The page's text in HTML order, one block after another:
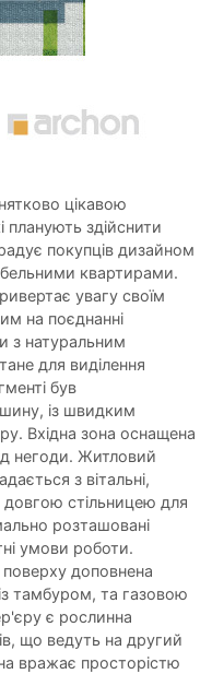
цікавою
планують здійснити
покупців дизайном
квартирами.
увагу своїм
на поєднанні
з натуральним
для виділення
був
із швидким
Вхідна зона оснащена
негоди. Житловий
з вітальні,
довгою стільницею для
розташовані
умови роботи.
доповнена
тамбуром, та газовою
є рослинна
що ведуть на другий
вражає просторістю